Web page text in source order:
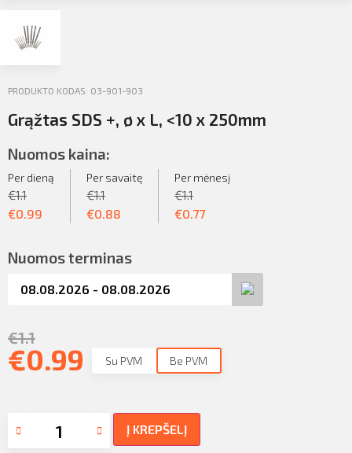
PRODUKTO KODAS: 03-901-903
Grąžtas SDS +, ø x L, <10 x 250mm
Nuomos kaina:
Per dieną
€1.1
€0.99
Per savaitę
€1.1
€0.88
Per mėnesį
€1.1
€0.77
Nuomos terminas
€1.1
€0.99 Su PVM Be PVM
Į KREPŠELĮ